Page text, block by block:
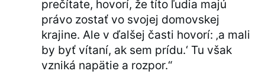
prečítate, hovorí, že títo ľudia majú
právo zostať vo svojej domovskej
krajine. Ale v ďalšej časti hovorí: ‚a mali
by byť vítaní, ak sem prídu.‘ Tu však
vzniká napätie a rozpor.“